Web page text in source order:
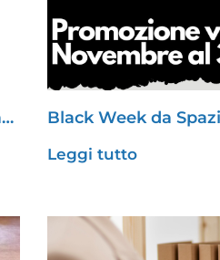
Black Week da
Leggi tutto